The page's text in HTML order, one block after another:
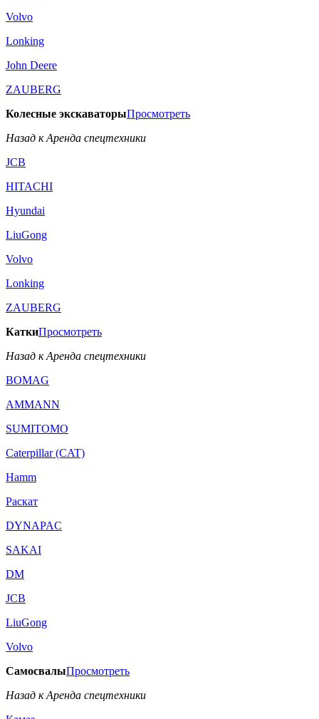
Volvo
Lonking
John Deere
ZAUBERG
Колесные экскаваторыПросмотреть
Назад к Аренда спецтехники
JCB
HITACHI
Hyundai
LiuGong
Volvo
Lonking
ZAUBERG
КаткиПросмотреть
Назад к Аренда спецтехники
BOMAG
AMMANN
SUMITOMO
Caterpillar (CAT)
Hamm
Раскат
DYNAPAC
SAKAI
DM
JCB
LiuGong
Volvo
СамосвалыПросмотреть
Назад к Аренда спецтехники